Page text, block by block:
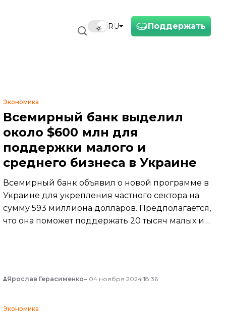
Поддержать
RU
Экономика
Всемирный банк выделил
около $600 млн для
поддержки малого и
среднего бизнеса в Украине
Всемирный банк объявил о новой программе в
Украине для укрепления частного сектора на
сумму 593 миллиона долларов. Предполагается,
что она поможет поддержать 20 тысяч малых и
Ярослав Герасименко 04 ноября 2024 18:36
Экономика